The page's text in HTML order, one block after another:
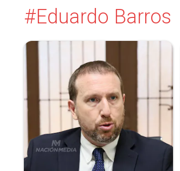
#Eduardo Barros